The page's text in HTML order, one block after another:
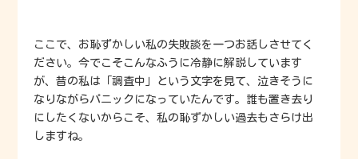
ここで、お恥ずかしい私の失敗談を一つお話しさせてく
ださい。今でこそこんなふうに冷静に解説しています
が、昔の私は「調査中」という文字を見て、泣きそうに
なりながらパニックになっていたんです。誰も置き去り
にしたくないからこそ、私の恥ずかしい過去もさらけ出
しますね。